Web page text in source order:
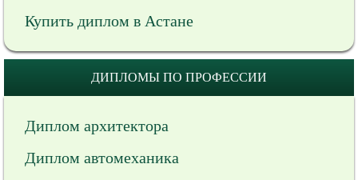
Купить диплом в Астане
ДИПЛОМЫ ПО ПРОФЕССИИ
Диплом архитектора
Диплом автомеханика